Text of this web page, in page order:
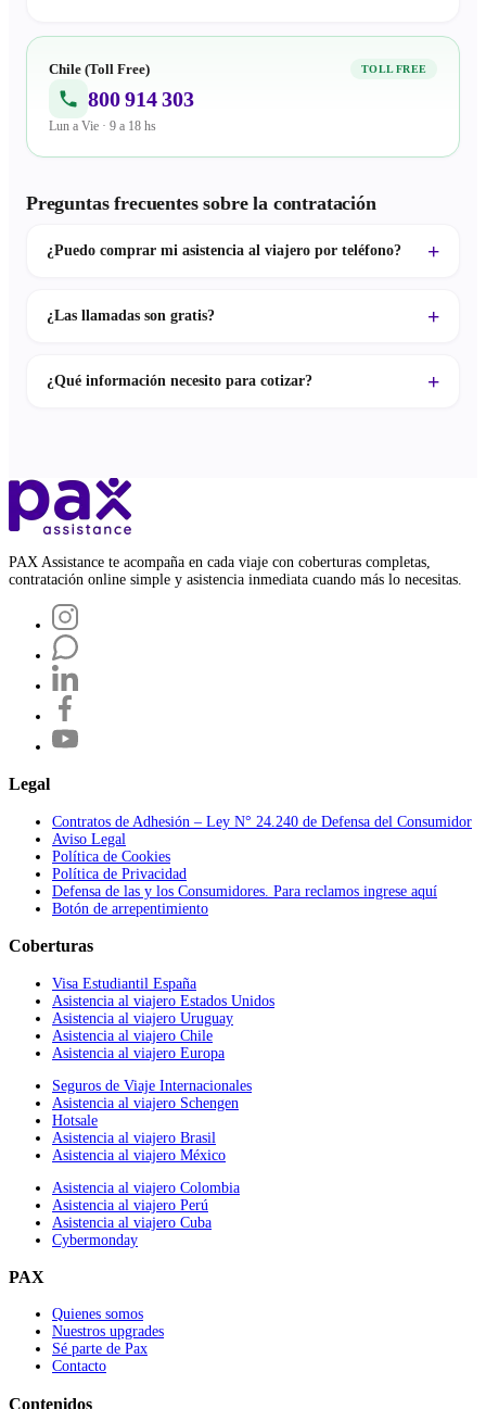
Chile (Toll Free) TOLL FREE
800 914 303
Lun a Vie · 9 a 18 hs
Preguntas frecuentes sobre la contratación
¿Puedo comprar mi asistencia al viajero por teléfono?
¿Las llamadas son gratis?
¿Qué información necesito para cotizar?
PAX Assistance te acompaña en cada viaje con coberturas completas,
contratación online simple y asistencia inmediata cuando más lo necesitas.
Legal
Contratos de Adhesión – Ley N° 24.240 de Defensa del Consumidor
Aviso Legal
Política de Cookies
Política de Privacidad
Defensa de las y los Consumidores. Para reclamos ingrese aquí
Botón de arrepentimiento
Coberturas
Visa Estudiantil España
Asistencia al viajero Estados Unidos
Asistencia al viajero Uruguay
Asistencia al viajero Chile
Asistencia al viajero Europa
Seguros de Viaje Internacionales
Asistencia al viajero Schengen
Hotsale
Asistencia al viajero Brasil
Asistencia al viajero México
Asistencia al viajero Colombia
Asistencia al viajero Perú
Asistencia al viajero Cuba
Cybermonday
PAX
Quienes somos
Nuestros upgrades
Sé parte de Pax
Contacto
Contenidos